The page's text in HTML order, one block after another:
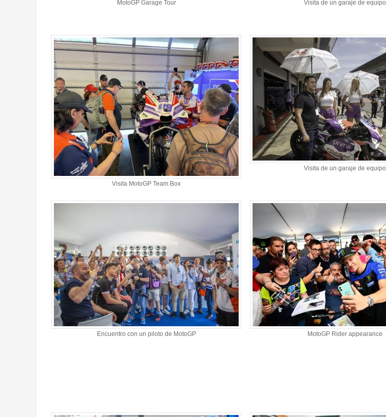
MotoGP Garage Tour Visita de un garaje de equipo
Visita MotoGP Team Box
Visita de un garaje de equipo
Encuentro con un piloto de MotoGP MotoGP Rider appearance